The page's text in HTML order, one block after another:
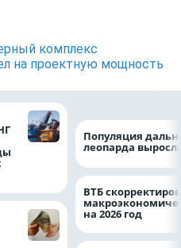
комплекс
на проектную мощность
Популяция
леопарда
ВТБ
на 2026 год